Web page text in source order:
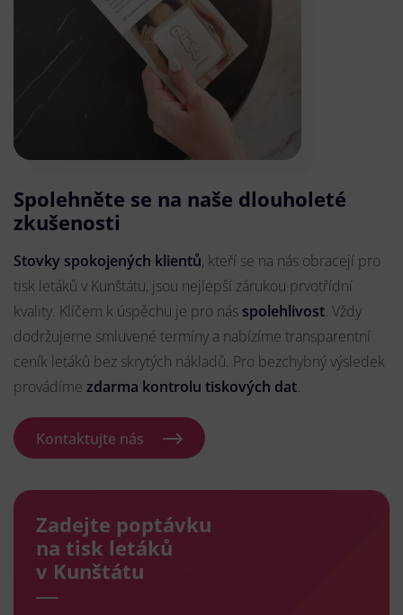
Spolehněte se na naše dlouholeté
zkušenosti
Stovky spokojených klientů, kteří se na nás obracejí pro
tisk letáků v Kunštátu, jsou nejlepší zárukou prvotřídní
kvality. Klíčem k úspěchu je pro nás spolehlivost. Vždy
dodržujeme smluvené termíny a nabízíme transparentní
ceník letáků bez skrytých nákladů. Pro bezchybný výsledek
provádíme zdarma kontrolu tiskových dat.
Kontaktujte nás
Zadejte poptávku
na tisk letáků
v Kunštátu